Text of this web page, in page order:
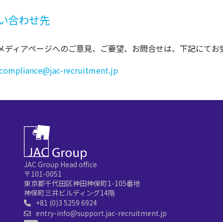
合わせ先
ディアページへのご意見、ご要望、お問合せは、下記にてお
recruitment.jp
JAC Group Head office
〒101-0051
東京都千代田区神田神保町1-105番地
神保町三井ビルディング14階
+81 (0)3 5259 6924
entry-info@support.jac-recruitment.jp